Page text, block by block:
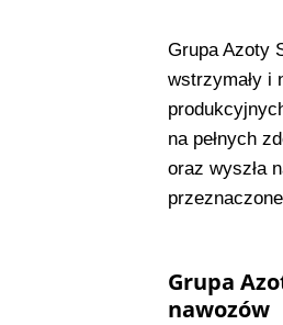
Grupa Azoty
wstrzymały i
na pełnych
oraz wyszła
Grupa
nawozów